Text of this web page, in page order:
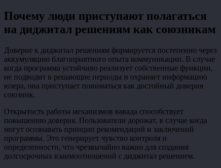
Почему люди приступают полагаться
на диджитал решениям как союзникам
Доверие к диджитал решениям формируется постепенно через
аккумуляцию благоприятного опыта коммуникации. В случае
когда программа устойчиво реализует собственные функции,
не подводит в решающие периоды и охраняет информацию
юзера, она приступает пониматься как достойный доверия
союзник.
Открытость работы механизмов вавада способствует
повышению доверия. Пользователи дорожат, в случае когда
могут осознавать принцип рекомендаций и заключений
программы. Это генерирует чувство контроля и
определенности, что чрезвычайно важно для создания
долгосрочных взаимоотношений с диджитал решением.